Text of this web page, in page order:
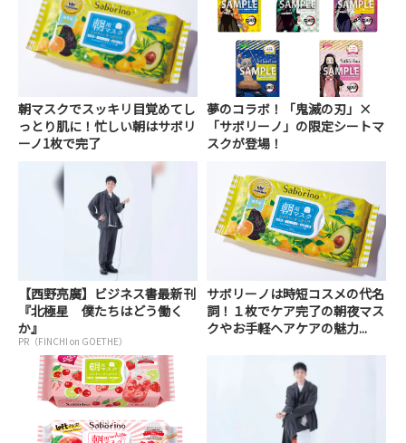
朝マスクでスッキリ目覚めてし
っとり肌に！忙しい朝はサボリ
ーノ1枚で完了
夢のコラボ！「鬼滅の刃」×
「サボリーノ」の限定シートマ
スクが登場！
【西野亮廣】ビジネス書最新刊
『北極星 僕たちはどう働く
か』
PR（FINCHI on GOETHE）
サボリーノは時短コスメの代名
詞！１枚でケア完了の朝夜マス
クやお手軽ヘアケアの魅力...